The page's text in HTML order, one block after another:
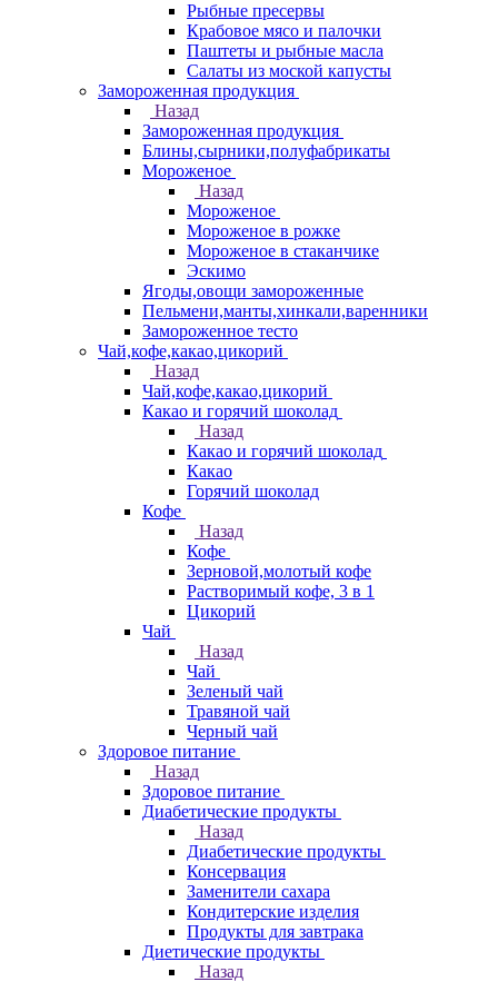
Рыбные пресервы
Крабовое мясо и палочки
Паштеты и рыбные масла
Салаты из моской капусты
Замороженная продукция
Назад
Замороженная продукция
Блины,сырники,полуфабрикаты
Мороженое
Назад
Мороженое
Мороженое в рожке
Мороженое в стаканчике
Эскимо
Ягоды,овощи замороженные
Пельмени,манты,хинкали,варенники
Замороженное тесто
Чай,кофе,какао,цикорий
Назад
Чай,кофе,какао,цикорий
Какао и горячий шоколад
Назад
Какао и горячий шоколад
Какао
Горячий шоколад
Кофе
Назад
Кофе
Зерновой,молотый кофе
Растворимый кофе, 3 в 1
Цикорий
Чай
Назад
Чай
Зеленый чай
Травяной чай
Черный чай
Здоровое питание
Назад
Здоровое питание
Диабетические продукты
Назад
Диабетические продукты
Консервация
Заменители сахара
Кондитерские изделия
Продукты для завтрака
Диетические продукты
Назад